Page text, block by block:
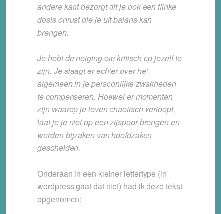
andere kant bezorgt dit je ook een flinke
dosis onrust die je uit balans kan
brengen.
Je hebt de neiging om kritisch op jezelf te
zijn. Je slaagt er echter over het
algemeen in je persoonlijke zwakheden
te compenseren. Hoewel er momenten
zijn waarop je leven chaotisch verloopt,
laat je je niet op een zijspoor brengen en
worden bijzaken van hoofdzaken
gescheiden.
Onderaan in een kleiner lettertype (in
wordpress gaat dat niet) had ik deze tekst
opgenomen: